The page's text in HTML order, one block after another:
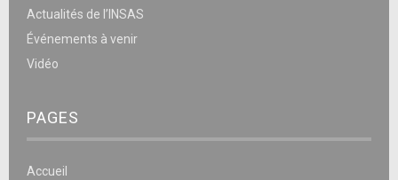
Actualités de l’INSAS
Événements à venir
Vidéo
PAGES
Accueil